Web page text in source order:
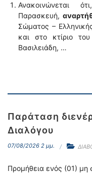
Ανακοινώνεται
Παρασκευή,
Σώματος –
και στο κτίριο
Βασιλειάδη, …
Παράταση
Διαλόγου
07/08/2026 2 μμ.
Προμήθεια ενός (01)